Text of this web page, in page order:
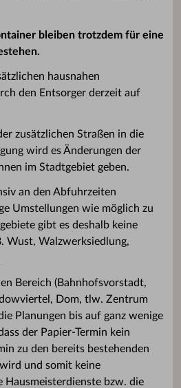
bleiben trotzdem für eine
hausnahen
den Entsorger derzeit auf
zusätzlichen Straßen in die
wird es Änderungen der
im Stadtgebiet geben.
an den Abfuhrzeiten
Umstellungen wie möglich zu
gibt es deshalb keine
Wust, Walzwerksiedlung,
Bereich (Bahnhofsvorstadt,
Dom, tlw. Zentrum
Planungen bis auf ganz wenige
der Papier-Termin kein
zu den bereits bestehenden
und somit keine
Hausmeisterdienste bzw. die